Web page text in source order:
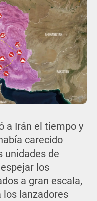
a Irán el tiempo y
carecido
unidades de
los
a gran escala,
los lanzadores